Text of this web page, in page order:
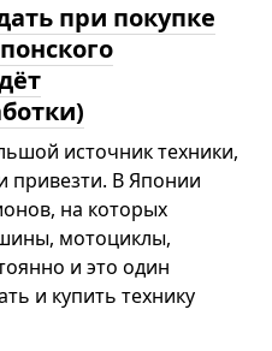
при покупке
источник техники,
привезти. В Японии
на которых
мотоциклы,
и это один
и купить технику